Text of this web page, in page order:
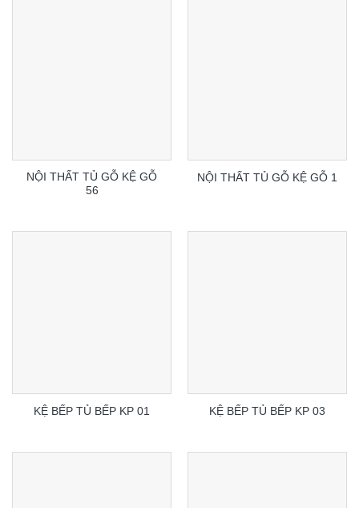
NỘI THẤT TỦ GỖ KỆ GỖ
56
NỘI THẤT TỦ GỖ KỆ GỖ 1
KỆ BẾP TỦ BẾP KP 01 KỆ BẾP TỦ BẾP KP 03